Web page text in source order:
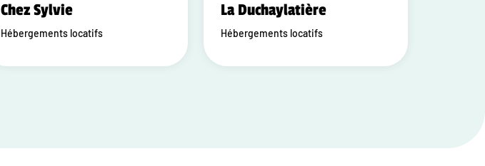
Chez Sylvie
Hébergements locatifs
La Duchaylatière
Hébergements locatifs